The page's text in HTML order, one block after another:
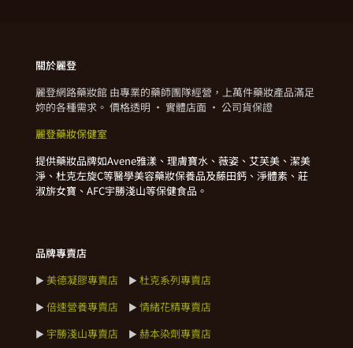
關於麗登
麗登網路藥妝館 由專業的藥師團隊經營，上萬件藥妝產品滿足
妳的各種需求。 價格透明 · 實體店面 · 公司貨保證
麗登藥妝保健室
提供藥妝品牌如Avene雅漾、理膚寶水、薇姿、艾芙美、潔美
淨、杜克左旋C等醫學美容藥妝保養品及藤田鈣、淨體素、莊
淑旂女寶、AFC宇勝淺山等保健食品。
品牌專賣店
► 美德凝膠專賣店 ► 杜克系列專賣店
► 倍速營養專賣店 ► 情緒花精專賣店
► 宇勝淺山專賣店 ► 赫本染劑專賣店